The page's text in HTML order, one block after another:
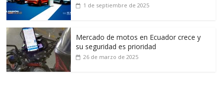
1 de septiembre de 2025
Mercado de motos en Ecuador crece y
su seguridad es prioridad
26 de marzo de 2025